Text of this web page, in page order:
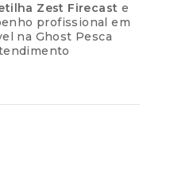
Zest Firecast e
profissional em
na Ghost Pesca